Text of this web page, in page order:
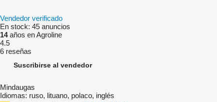
Vendedor verificado
En stock: 45 anuncios
14años en Agroline
4.5
6 reseñas
Suscribirse al vendedor
Mindaugas
Idiomas: ruso, lituano, polaco, inglés